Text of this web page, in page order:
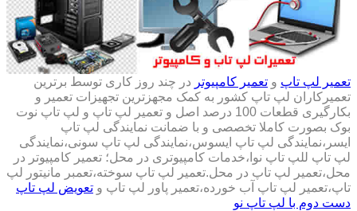
تعمیر لپ تاپ و تعمیر کامپیوتر در چند روز کاری توسط برترین
تعمیرکاران لپ تاپ کشور به کمک مجهزترین تجهیزات تعمیر و
بکارگیری قطعات 100 درصد اصل و تعمیر لپ تاپ و لپ تاپ نوت
بوک بصورت کاملا تخصصی و با ضمانت نمایندگی لپ تاپ
ایسر،نمایندگی لپ تاپ ایسوس،نمایندگی لپ تاپ سونی،نمایندگی
لپ تاپ للپ تاپ نوا،خدمات کامپیوتری در محل؛ تعمیر کامپیوتر در
محل،تعمیر لپ تاپ در محل.تعمیر لپ تاپ سوخته،تعمبر مانیتور لپ
تاپ،تعمیر لپ تاپ آب خورده،تعمیر پاور لپ تاپ و تعویض لپ تاپ
دست دوم با لپ تاپ نو